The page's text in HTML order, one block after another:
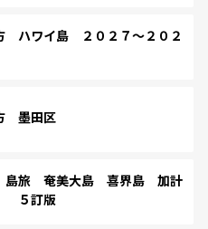
ハワイ島 ２０２７～２０２
墨田区
島旅 奄美大島 喜界島 加計
５訂版